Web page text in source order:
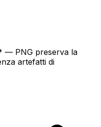
— PNG preserva la
artefatti di